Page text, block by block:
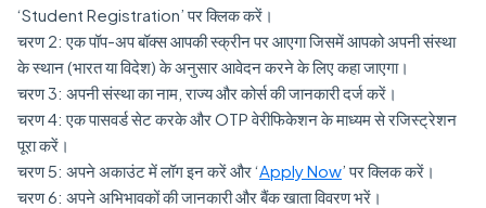
‘Student Registration’ पर क्लिक करें।
चरण 2: एक पॉप-अप बॉक्स आपकी स्क्रीन पर आएगा जिसमें आपको अपनी संस्था
के स्थान (भारत या विदेश) के अनुसार आवेदन करने के लिए कहा जाएगा।
चरण 3: अपनी संस्था का नाम, राज्य और कोर्स की जानकारी दर्ज करें।
चरण 4: एक पासवर्ड सेट करके और OTP वेरीफिकेशन के माध्यम से रजिस्ट्रेशन
पूरा करें।
चरण 5: अपने अकाउंट में लॉग इन करें और ‘Apply Now’ पर क्लिक करें।
चरण 6: अपने अभिभावकों की जानकारी और बैंक खाता विवरण भरें।